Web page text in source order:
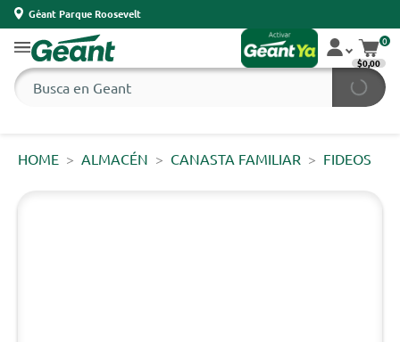
Géant Parque Roosevelt
0
$0,00
HOME ALMACÉN CANASTA FAMILIAR FIDEOS